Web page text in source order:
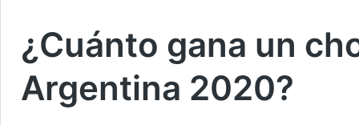
¿Cuánto gana un
Argentina 2020?